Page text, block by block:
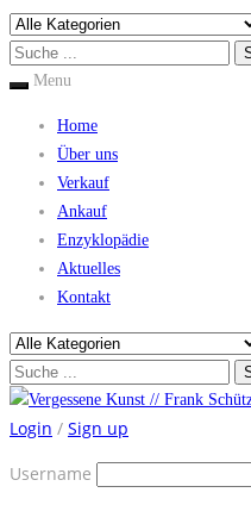
Menu
Home
Über uns
Verkauf
Ankauf
Enzyklopädie
Aktuelles
Kontakt
Login / Sign up
Username